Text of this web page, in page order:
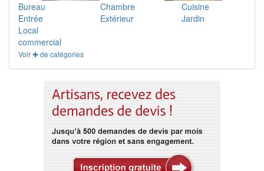
Bureau Chambre
Cuisine
Entrée
Extérieur
Jardin
Local
commercial
Voir ✚ de catégories